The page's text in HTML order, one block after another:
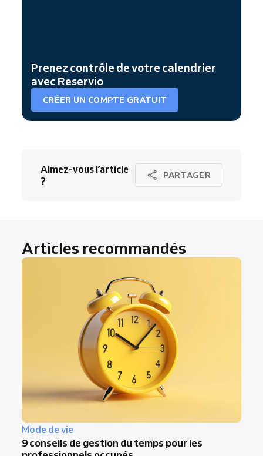
Prenez contrôle de votre calendrier
avec Reservio
CRÉER UN COMPTE GRATUIT
Aimez-vous l’article
?
PARTAGER
Articles recommandés
Mode de vie
9 conseils de gestion du temps pour les